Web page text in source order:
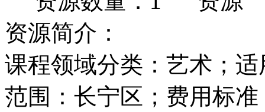
资源简介：
课程领域分类：艺术；
范围：长宁区；费用标准